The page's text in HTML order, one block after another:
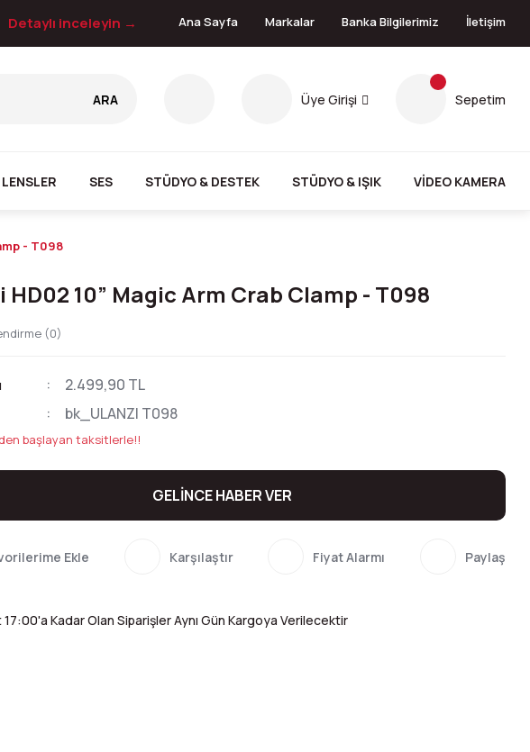
Detaylı inceleyin → Ana Sayfa Markalar Banka Bilgilerimiz İletişim
ARA Üye Girişi Sepetim
LENSLER SES STÜDYO & DESTEK STÜDYO & IŞIK VİDEO KAMERA
- T098
HD02 10” Magic Arm Crab Clamp - T098
(0)
2.499,90 TL
bk_ULANZI T098
den başlayan taksitlerle!!
GELİNCE HABER VER
Karşılaştır Fiyat Alarmı Paylaş
17:00'a Kadar Olan Siparişler Aynı Gün Kargoya Verilecektir